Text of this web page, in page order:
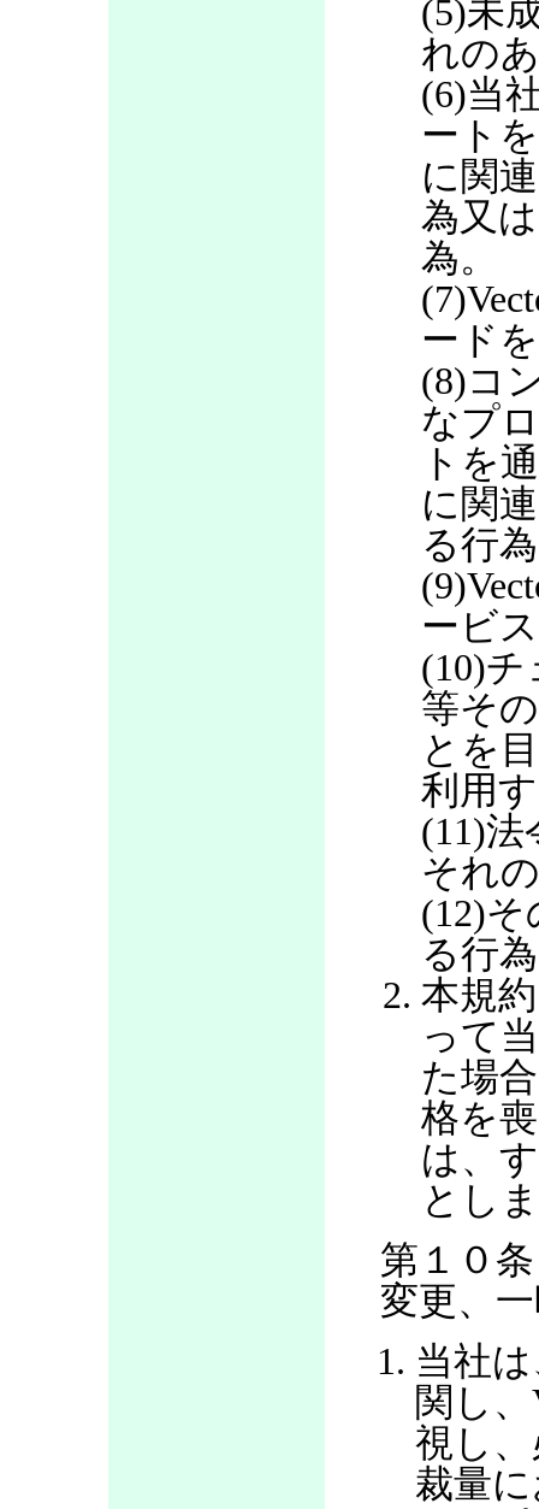
(5)未
れの
(6)当
ート
に関
為又
為。
ード
(8)コ
なプ
トを
に関
る行
ービ
(10)
等そ
とを
利用
(11)
それ
(12)
る行
本規
って
た場
格を
は、
とし
第１０
変更、
当社
関し
視し
裁量